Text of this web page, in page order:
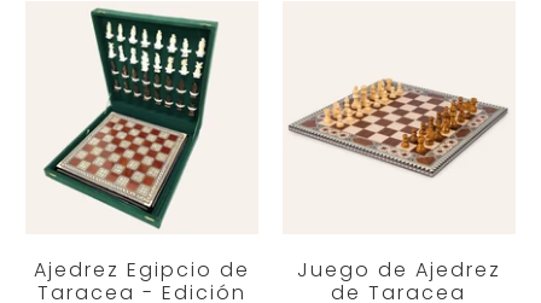
Ajedrez Egipcio de
Taracea - Edición
Juego de Ajedrez
de Taracea